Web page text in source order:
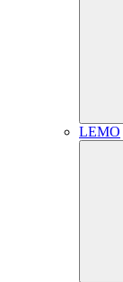
LEMO